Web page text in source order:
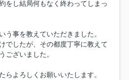
をし結局何もなく終わってしまっ
う事を教えていただきました。
でしたが、その都度丁寧に教えて
ございました。
らよろしくお願いいたします。